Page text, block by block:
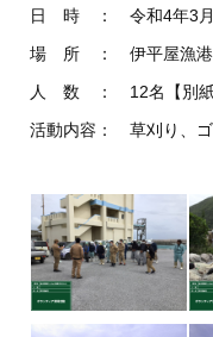
日 時 ： 令和4年3月
場 所 ： 伊平屋漁港
人 数 ： 12名【別紙
活動内容： 草刈り、